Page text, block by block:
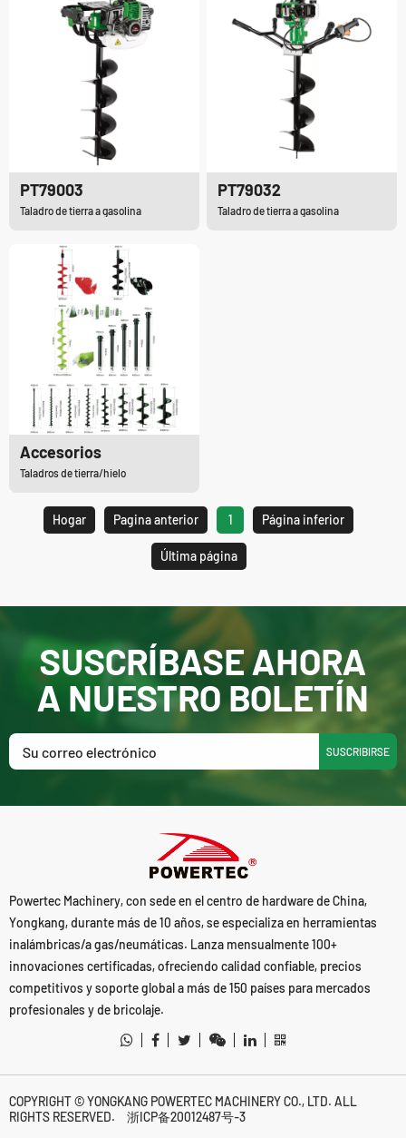
PT79003
Taladro de tierra a gasolina
PT79032
Taladro de tierra a gasolina
Accesorios
Taladros de tierra/hielo
Hogar Pagina anterior 1 Página inferior
Última página
SUSCRÍBASE AHORA
A NUESTRO BOLETÍN
SUSCRIBIRSE
Powertec Machinery, con sede en el centro de hardware de China,
Yongkang, durante más de 10 años, se especializa en herramientas
inalámbricas/a gas/neumáticas. Lanza mensualmente 100+
innovaciones certificadas, ofreciendo calidad confiable, precios
competitivos y soporte global a más de 150 países para mercados
profesionales y de bricolaje.
COPYRIGHT © YONGKANG POWERTEC MACHINERY CO., LTD. ALL
RIGHTS RESERVED.
浙ICP备20012487号-3